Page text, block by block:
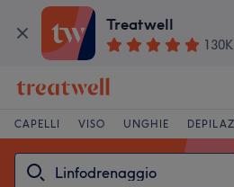
Treatwell
130K
CAPELLI VISO UNGHIE